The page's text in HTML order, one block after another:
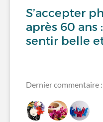
S’accepter
après 60 ans
sentir belle
Dernier commentaire